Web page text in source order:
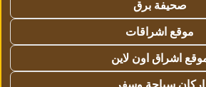
صحيفة برق
موقع اشراقات
اشراق اون لاين
اركان سياحة وسفر